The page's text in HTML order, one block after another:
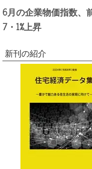
6月の企業物価指数、
7・1%上昇
新刊の紹介